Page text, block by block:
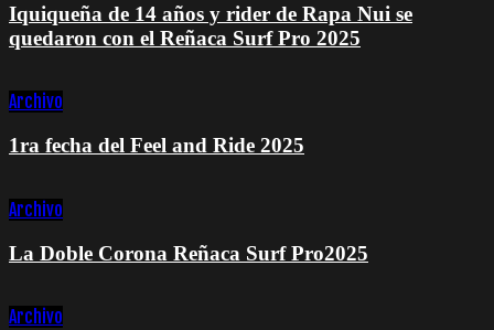
Iquiqueña de 14 años y rider de Rapa Nui se
quedaron con el Reñaca Surf Pro 2025
Archivo
1ra fecha del Feel and Ride 2025
Archivo
La Doble Corona Reñaca Surf Pro2025
Archivo